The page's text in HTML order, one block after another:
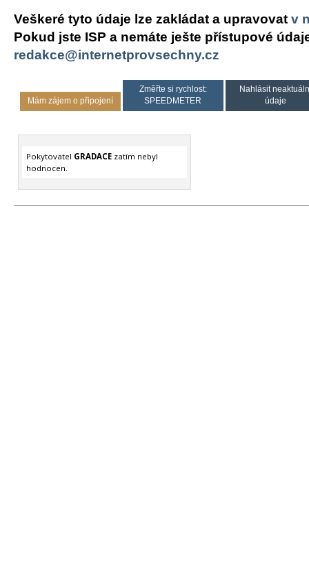
Veškeré tyto údaje lze zakládat a upravovat v
Pokud jste ISP a nemáte ješte přístupové
redakce@internetprovsechny.cz
Mám zájem o připojení
Změřte si rychlost:
SPEEDMETER
Nahlásit
údaje
Pokytovatel GRADACE zatím nebyl
hodnocen.